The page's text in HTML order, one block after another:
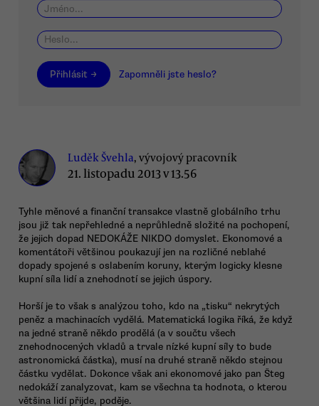
Přihlásit → Zapomněli jste heslo?
Luděk Švehla, vývojový pracovník
21. listopadu 2013 v 13.56
Tyhle měnové a finanční transakce vlastně globálního trhu
jsou již tak nepřehledné a neprůhledně složité na pochopení,
že jejich dopad NEDOKÁŽE NIKDO domyslet. Ekonomové a
komentátoři většinou poukazují jen na rozličné neblahé
dopady spojené s oslabením koruny, kterým logicky klesne
kupní síla lidí a znehodnotí se jejich úspory.
Horší je to však s analýzou toho, kdo na „tisku“ nekrytých
peněz a machinacích vydělá. Matematická logika říká, že když
na jedné straně někdo prodělá (a v součtu všech
znehodnocených vkladů a trvale nízké kupní síly to bude
astronomická částka), musí na druhé straně někdo stejnou
částku vydělat. Dokonce však ani ekonomové jako pan Šteg
nedokáží zanalyzovat, kam se všechna ta hodnota, o kterou
většina lidí přijde, poděje.